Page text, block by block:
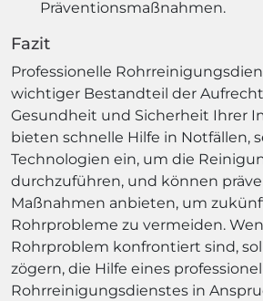
Präventionsmaßnahmen.
Fazit
Professionelle
wichtiger Bestandteil der
Gesundheit und Sicherheit Ihrer
bieten schnelle Hilfe in Notfällen,
Technologien ein, um die
durchzuführen, und können
Maßnahmen anbieten, um
Rohrprobleme zu vermeiden.
Rohrproblem konfrontiert sind,
zögern, die Hilfe eines
Rohrreinigungsdienstes in